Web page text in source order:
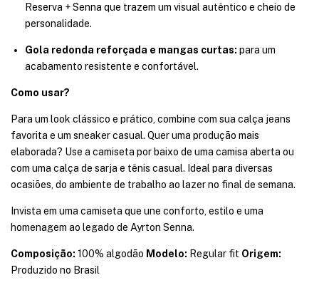
Reserva + Senna que trazem um visual autêntico e cheio de
personalidade.
Gola redonda reforçada e mangas curtas: para um
acabamento resistente e confortável.
Como usar?
Para um look clássico e prático, combine com sua calça jeans
favorita e um sneaker casual. Quer uma produção mais
elaborada? Use a camiseta por baixo de uma camisa aberta ou
com uma calça de sarja e tênis casual. Ideal para diversas
ocasiões, do ambiente de trabalho ao lazer no final de semana.
Invista em uma camiseta que une conforto, estilo e uma
homenagem ao legado de Ayrton Senna.
Composição: 100% algodão Modelo: Regular fit Origem:
Produzido no Brasil